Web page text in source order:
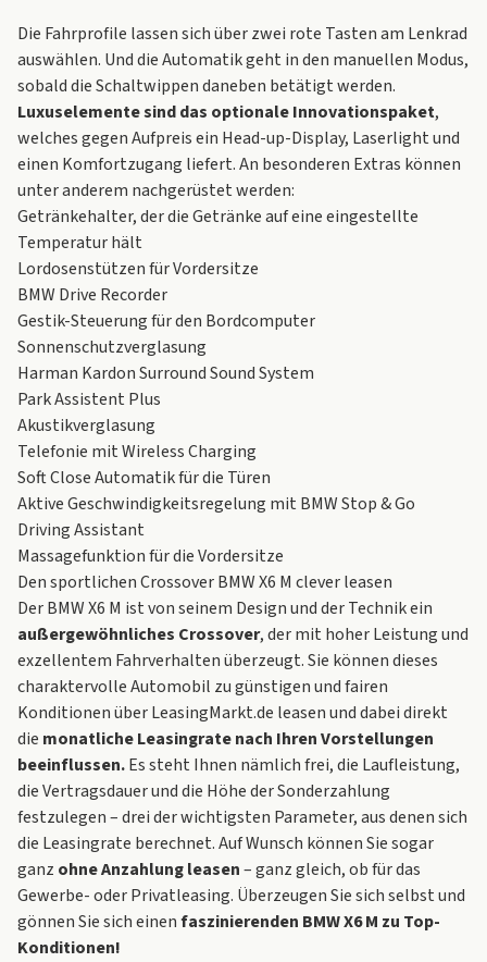
Die Fahrprofile lassen sich über zwei rote Tasten am Lenkrad
auswählen. Und die Automatik geht in den manuellen Modus,
sobald die Schaltwippen daneben betätigt werden.
Luxuselemente sind das optionale Innovationspaket,
welches gegen Aufpreis ein Head-up-Display, Laserlight und
einen Komfortzugang liefert. An besonderen Extras können
unter anderem nachgerüstet werden:
Getränkehalter, der die Getränke auf eine eingestellte
Temperatur hält
Lordosenstützen für Vordersitze
BMW Drive Recorder
Gestik-Steuerung für den Bordcomputer
Sonnenschutzverglasung
Harman Kardon Surround Sound System
Park Assistent Plus
Akustikverglasung
Telefonie mit Wireless Charging
Soft Close Automatik für die Türen
Aktive Geschwindigkeitsregelung mit BMW Stop & Go
Driving Assistant
Massagefunktion für die Vordersitze
Den sportlichen Crossover BMW X6 M clever leasen
Der BMW X6 M ist von seinem Design und der Technik ein
außergewöhnliches Crossover, der mit hoher Leistung und
exzellentem Fahrverhalten überzeugt. Sie können dieses
charaktervolle Automobil zu günstigen und fairen
Konditionen über LeasingMarkt.de leasen und dabei direkt
die monatliche Leasingrate nach Ihren Vorstellungen
beeinflussen.Es steht Ihnen nämlich frei, die Laufleistung,
die Vertragsdauer und die Höhe der Sonderzahlung
festzulegen – drei der wichtigsten Parameter, aus denen sich
die Leasingrate berechnet. Auf Wunsch können Sie sogar
ganz ohne Anzahlung leasen– ganz gleich, ob für das
Gewerbe- oderPrivatleasing. Überzeugen Sie sich selbst und
gönnen Sie sich einenfaszinierenden BMW X6 M zu Top-
Konditionen!